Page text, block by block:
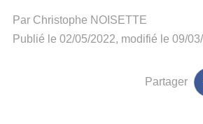
Par Christophe NOISETTE
Publié le 02/05/2022, modifié le 09/
Partager